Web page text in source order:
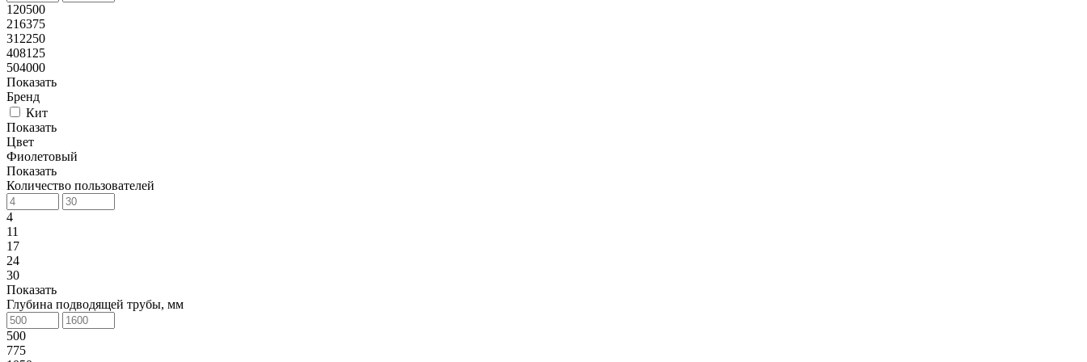
120500
216375
312250
408125
504000
Показать
Бренд
Кит
Показать
Цвет
Фиолетовый
Показать
Количество пользователей
4
11
17
24
30
Показать
Глубина подводящей трубы, мм
500
775